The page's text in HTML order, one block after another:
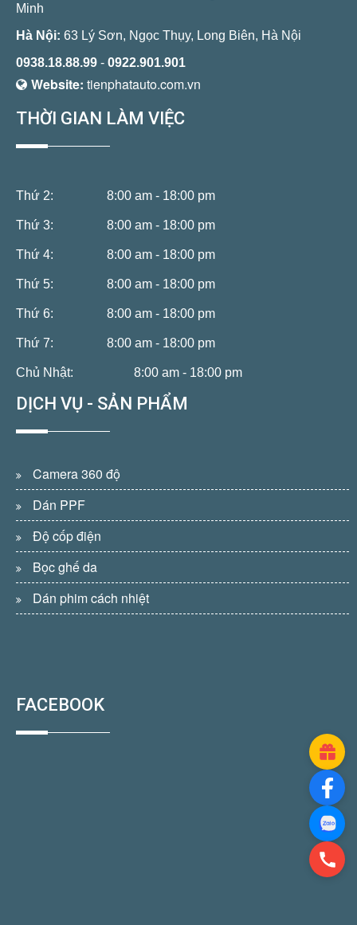
Minh
Hà Nội: 63 Lý Sơn, Ngọc Thụy, Long Biên, Hà Nội
0938.18.88.99 - 0922.901.901
Website: tienphatauto.com.vn
THỜI GIAN LÀM VIỆC
Thứ 2: 8:00 am - 18:00 pm
Thứ 3: 8:00 am - 18:00 pm
Thứ 4: 8:00 am - 18:00 pm
Thứ 5: 8:00 am - 18:00 pm
Thứ 6: 8:00 am - 18:00 pm
Thứ 7: 8:00 am - 18:00 pm
Chủ Nhật: 8:00 am - 18:00 pm
DỊCH VỤ - SẢN PHẨM
Camera 360 độ
Dán PPF
Độ cốp điện
Bọc ghế da
Dán phim cách nhiệt
FACEBOOK